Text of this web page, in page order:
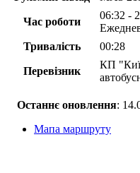
Час роботи
06:32 -
Тривалість 00:28
Перевізник
КП
Останнє оновлення:
Мапа маршруту